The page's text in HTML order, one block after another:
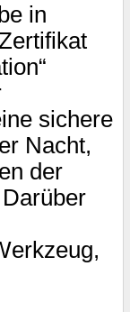
in
sichere
Nacht,
der